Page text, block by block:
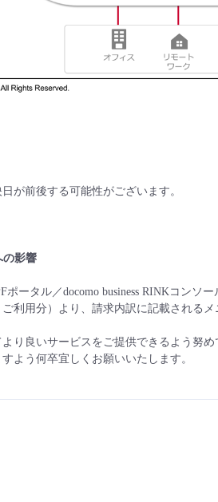
が前後する可能性がございます。
の影響
ポータル／docomo business RINKコン
ご利用分）より、請求内訳に記載される
り良いサービスをご提供できるよう努め
よう何卒宜しくお願いいたします。